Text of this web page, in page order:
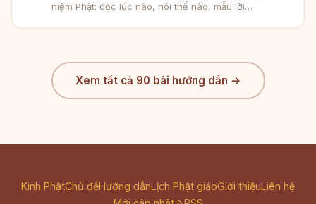
niệm Phật: đọc lúc nào, nói thế nào, mẫu lời
Xem tất cả 90 bài hướng dẫn →
Kinh PhậtChủ đềHướng dẫnLịch Phật giáoGiới thiệuLiên hệ